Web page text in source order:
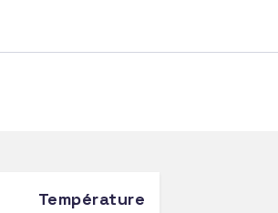
Température